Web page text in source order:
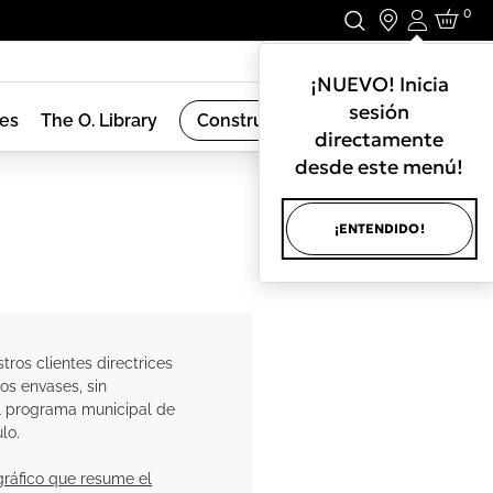
Iniciar
¡NUEVO! Inicia
sesión
directamente
desde este menú!
¡ENTENDIDO!
0
The O. Library Construye mi Régimen
clientes directrices
envases, sin
programa municipal de
que resume el